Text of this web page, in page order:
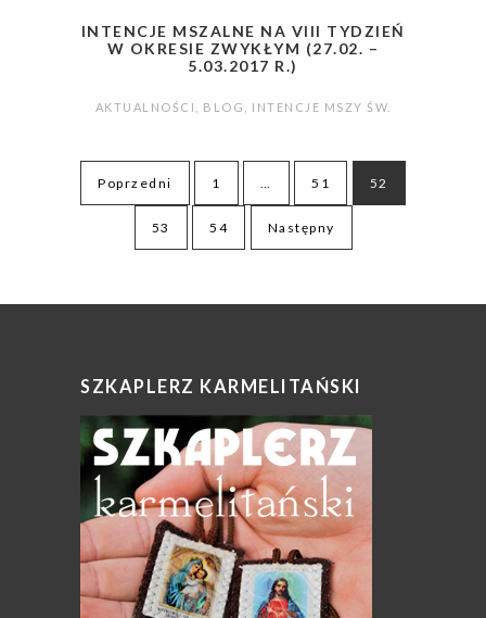
INTENCJE MSZALNE NA VIII TYDZIEŃ
W OKRESIE ZWYKŁYM (27.02. –
5.03.2017 R.)
AKTUALNOŚCI BLOG INTENCJE MSZY ŚW.
Stronicowanie
wpisów
Poprzedni 1 … 51 52
53 54 Następny
SZKAPLERZ KARMELITAŃSKI